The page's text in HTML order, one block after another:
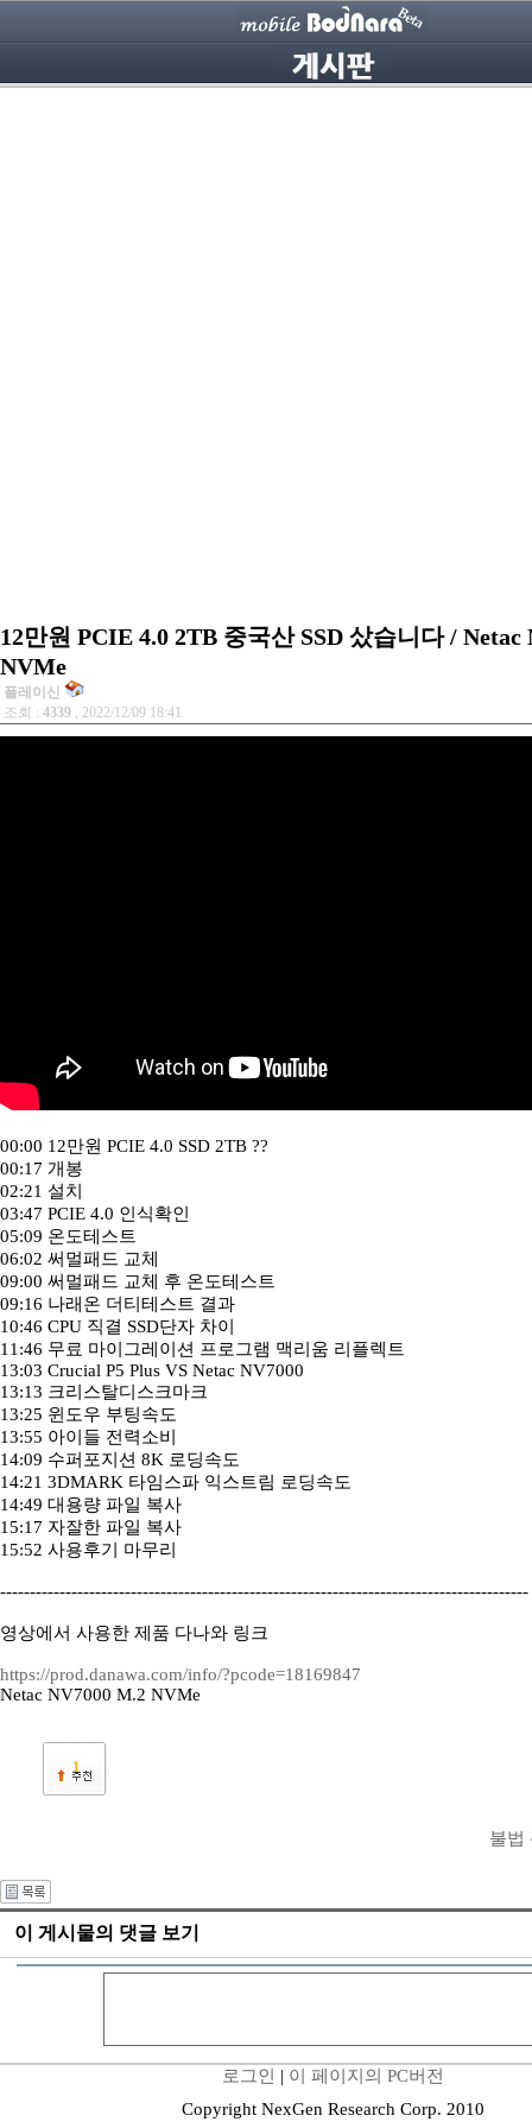
12만원 PCIE 4.0 2TB 중국산 SSD 샀습니다 / Netac
NVMe
플레이신
조회 : 4339 , 2022/12/09 18:41
00:00 12만원 PCIE 4.0 SSD 2TB ??
00:17 개봉
02:21 설치
03:47 PCIE 4.0 인식확인
05:09 온도테스트
06:02 써멀패드 교체
09:00 써멀패드 교체 후 온도테스트
09:16 나래온 더티테스트 결과
10:46 CPU 직결 SSD단자 차이
11:46 무료 마이그레이션 프로그램 맥리움 리플렉트
13:03 Crucial P5 Plus VS Netac NV7000
13:13 크리스탈디스크마크
13:25 윈도우 부팅속도
13:55 아이들 전력소비
14:09 수퍼포지션 8K 로딩속도
14:21 3DMARK 타임스파 익스트림 로딩속도
14:49 대용량 파일 복사
15:17 자잘한 파일 복사
15:52 사용후기 마무리
-----------------------------------------------------------------------------------------
영상에서 사용한 제품 다나와 링크
https://prod.danawa.com/info/?pcode=18169847
Netac NV7000 M.2 NVMe
1
불법
이 게시물의 댓글 보기
로그인 | 이 페이지의 PC버전
Copyright NexGen Research Corp. 2010